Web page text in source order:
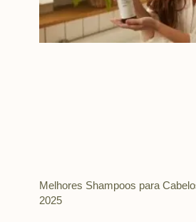
Melhores Shampoos para
2025